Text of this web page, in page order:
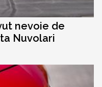
nevoie de
Nuvolari